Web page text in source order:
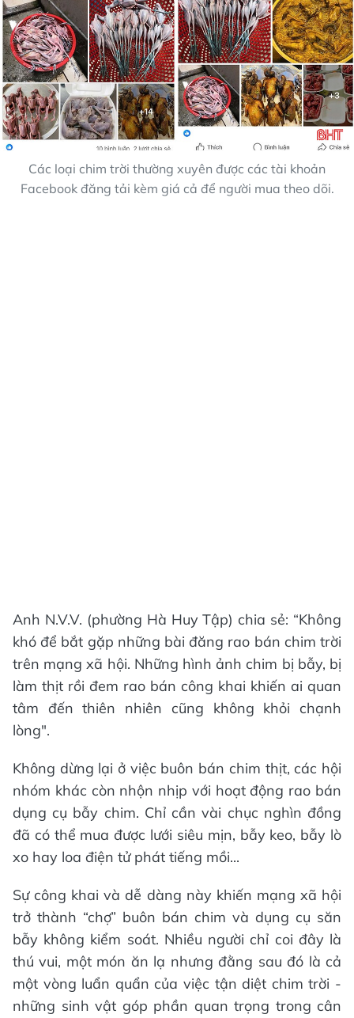
Các loại chim trời thường xuyên được các tài khoản
Facebook đăng tải kèm giá cả để người mua theo dõi.
Anh N.V.V. (phường Hà Huy Tập) chia sẻ: “Không
khó để bắt gặp những bài đăng rao bán chim trời
trên mạng xã hội. Những hình ảnh chim bị bẫy, bị
làm thịt rồi đem rao bán công khai khiến ai quan
tâm đến thiên nhiên cũng không khỏi chạnh
lòng".
Không dừng lại ở việc buôn bán chim thịt, các hội
nhóm khác còn nhộn nhịp với hoạt động rao bán
dụng cụ bẫy chim. Chỉ cần vài chục nghìn đồng
đã có thể mua được lưới siêu mịn, bẫy keo, bẫy lò
xo hay loa điện tử phát tiếng mồi...
Sự công khai và dễ dàng này khiến mạng xã hội
trở thành “chợ” buôn bán chim và dụng cụ săn
bẫy không kiểm soát. Nhiều người chỉ coi đây là
thú vui, một món ăn lạ nhưng đằng sau đó là cả
một vòng luẩn quẩn của việc tận diệt chim trời -
những sinh vật góp phần quan trọng trong cân